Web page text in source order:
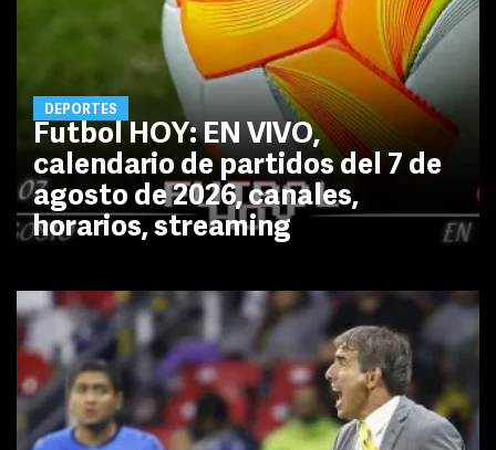
DEPORTES
Futbol HOY: EN VIVO,
calendario de partidos del 7 de
agosto de 2026, canales,
horarios, streaming